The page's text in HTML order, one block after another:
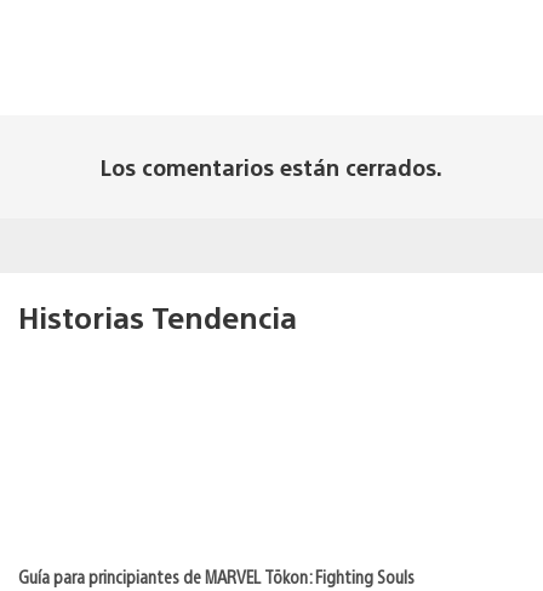
Los comentarios están cerrados.
Historias Tendencia
Guía para principiantes de MARVEL Tōkon: Fighting Souls